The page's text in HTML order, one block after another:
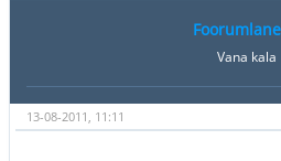
Foorumlane
Vana kala
13-08-2011, 11:11